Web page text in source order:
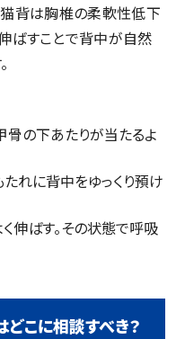
猫背は胸椎の柔軟性低下
ばすことで背中が自然
骨の下あたりが当たるよ
れに背中をゆっくり預け
伸ばす。その状態で呼吸
こに相談すべき？